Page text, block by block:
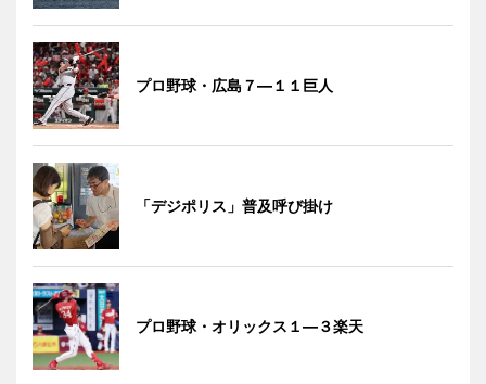
プロ野球・広島７―１１巨人
「デジポリス」普及呼び掛け
プロ野球・オリックス１―３楽天